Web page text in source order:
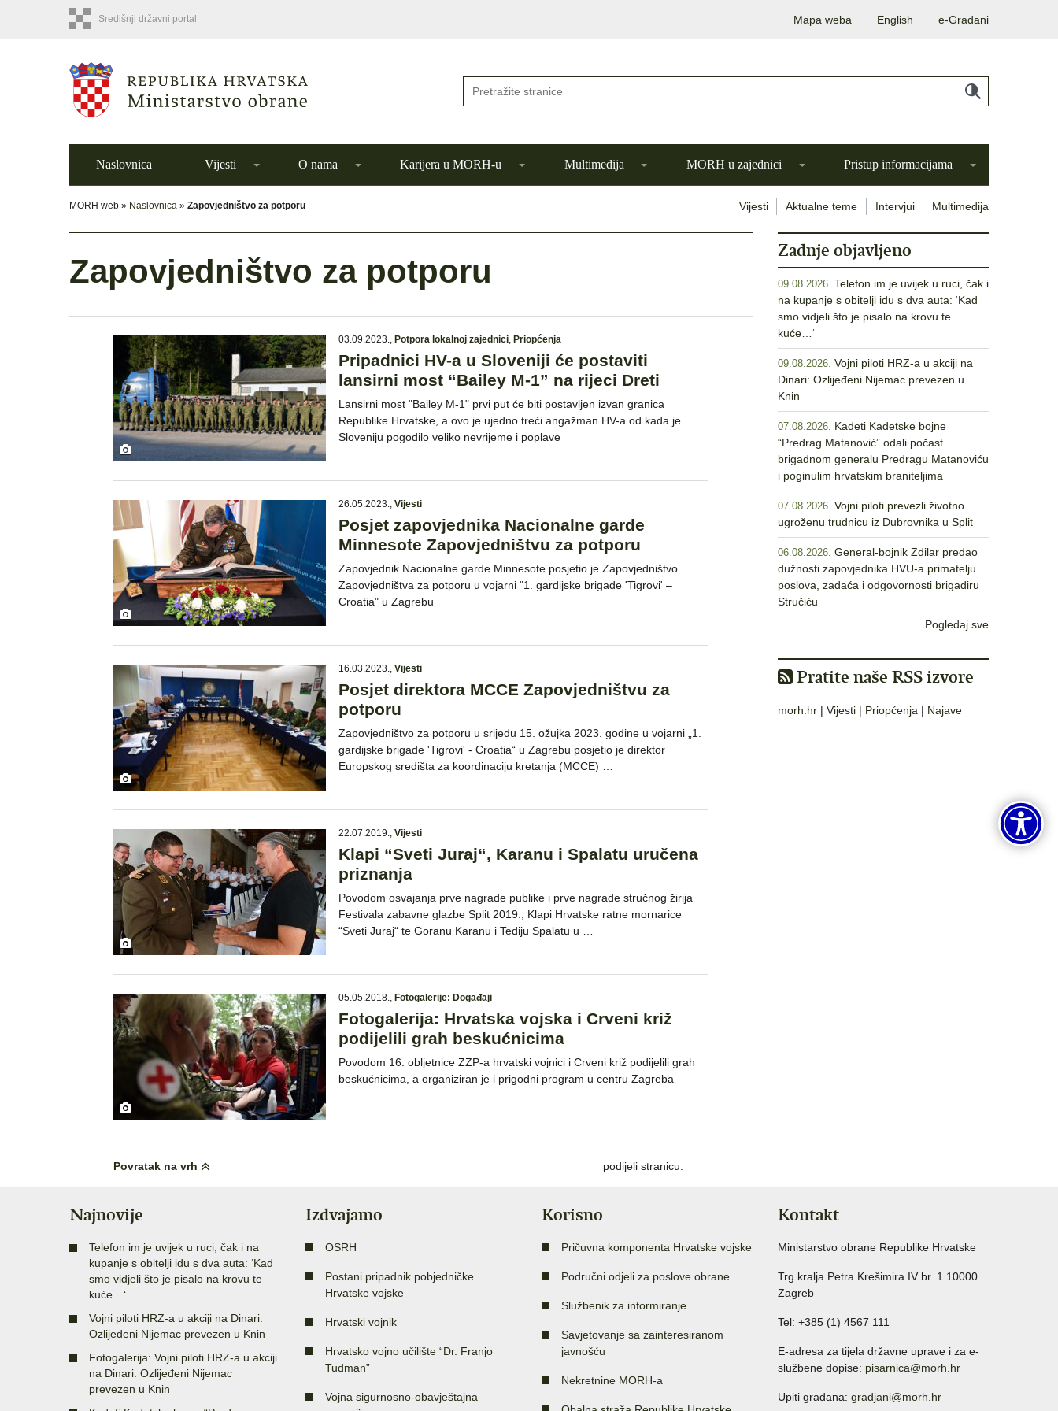
Središnji državni portal Mapa weba English e-Građani
Naslovnica Vijesti O nama Karijera u MORH-u Multimedija MORH u zajednici Pristup informacijama
MORH web » Naslovnica » Zapovjedništvo za potporu Vijesti Aktualne teme Intervjui Multimedija
Zapovjedništvo za potporu
03.09.2023., Potpora lokalnoj zajednici, Priopćenja
Pripadnici HV-a u Sloveniji će postaviti
lansirni most “Bailey M-1” na rijeci Dreti
Lansirni most "Bailey M-1" prvi put će biti postavljen izvan granica
Republike Hrvatske, a ovo je ujedno treći angažman HV-a od kada je
Sloveniju pogodilo veliko nevrijeme i poplave
26.05.2023., Vijesti
Posjet zapovjednika Nacionalne garde
Minnesote Zapovjedništvu za potporu
Zapovjednik Nacionalne garde Minnesote posjetio je Zapovjedništvo
Zapovjedništva za potporu u vojarni "1. gardijske brigade 'Tigrovi' –
Croatia" u Zagrebu
16.03.2023., Vijesti
Posjet direktora MCCE Zapovjedništvu za
potporu
Zapovjedništvo za potporu u srijedu 15. ožujka 2023. godine u vojarni „1.
gardijske brigade 'Tigrovi' - Croatia“ u Zagrebu posjetio je direktor
Europskog središta za koordinaciju kretanja (MCCE) …
22.07.2019., Vijesti
Klapi “Sveti Juraj“, Karanu i Spalatu uručena
priznanja
Povodom osvajanja prve nagrade publike i prve nagrade stručnog žirija
Festivala zabavne glazbe Split 2019., Klapi Hrvatske ratne mornarice
“Sveti Juraj“ te Goranu Karanu i Tediju Spalatu u …
05.05.2018., Fotogalerije: Događaji
Fotogalerija: Hrvatska vojska i Crveni križ
podijelili grah beskućnicima
Povodom 16. obljetnice ZZP-a hrvatski vojnici i Crveni križ podijelili grah
beskućnicima, a organiziran je i prigodni program u centru Zagreba
Povratak na vrh podijeli stranicu:
Zadnje objavljeno
09.08.2026. Telefon im je uvijek u ruci, čak i
na kupanje s obitelji idu s dva auta: ‘Kad
smo vidjeli što je pisalo na krovu te
kuće…‘
09.08.2026. Vojni piloti HRZ-a u akciji na
Dinari: Ozlijeđeni Nijemac prevezen u
Knin
07.08.2026. Kadeti Kadetske bojne
“Predrag Matanović” odali počast
brigadnom generalu Predragu Matanoviću
i poginulim hrvatskim braniteljima
07.08.2026. Vojni piloti prevezli životno
ugroženu trudnicu iz Dubrovnika u Split
06.08.2026. General-bojnik Zdilar predao
dužnosti zapovjednika HVU-a primatelju
poslova, zadaća i odgovornosti brigadiru
Stručiću
Pogledaj sve
Pratite naše RSS izvore
morh.hr | Vijesti | Priopćenja | Najave
Najnovije
Telefon im je uvijek u ruci, čak i na
kupanje s obitelji idu s dva auta: ‘Kad
smo vidjeli što je pisalo na krovu te
kuće…‘
Vojni piloti HRZ-a u akciji na Dinari:
Ozlijeđeni Nijemac prevezen u Knin
Fotogalerija: Vojni piloti HRZ-a u akciji
na Dinari: Ozlijeđeni Nijemac
prevezen u Knin
Izdvajamo
OSRH
Postani pripadnik pobjedničke
Hrvatske vojske
Hrvatski vojnik
Hrvatsko vojno učilište “Dr. Franjo
Tuđman”
Vojna sigurnosno-obavještajna
Korisno
Pričuvna komponenta Hrvatske vojske
Područni odjeli za poslove obrane
Službenik za informiranje
Savjetovanje sa zainteresiranom
javnošću
Nekretnine MORH-a
Kontakt
Ministarstvo obrane Republike Hrvatske
Trg kralja Petra Krešimira IV br. 1 10000
Zagreb
Tel: +385 (1) 4567 111
E-adresa za tijela državne uprave i za e-
službene dopise: pisarnica@morh.hr
Upiti građana: gradjani@morh.hr